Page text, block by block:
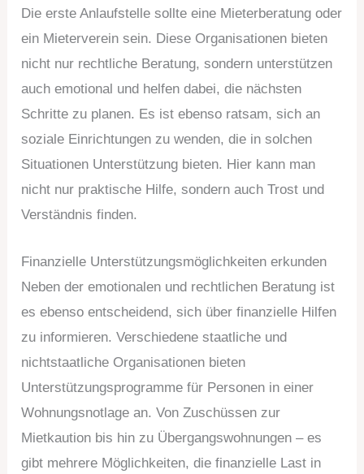
Die erste Anlaufstelle sollte eine Mieterberatung oder
ein Mieterverein sein. Diese Organisationen bieten
nicht nur rechtliche Beratung, sondern unterstützen
auch emotional und helfen dabei, die nächsten
Schritte zu planen. Es ist ebenso ratsam, sich an
soziale Einrichtungen zu wenden, die in solchen
Situationen Unterstützung bieten. Hier kann man
nicht nur praktische Hilfe, sondern auch Trost und
Verständnis finden.
Finanzielle Unterstützungsmöglichkeiten erkunden
Neben der emotionalen und rechtlichen Beratung ist
es ebenso entscheidend, sich über finanzielle Hilfen
zu informieren. Verschiedene staatliche und
nichtstaatliche Organisationen bieten
Unterstützungsprogramme für Personen in einer
Wohnungsnotlage an. Von Zuschüssen zur
Mietkaution bis hin zu Übergangswohnungen – es
gibt mehrere Möglichkeiten, die finanzielle Last in